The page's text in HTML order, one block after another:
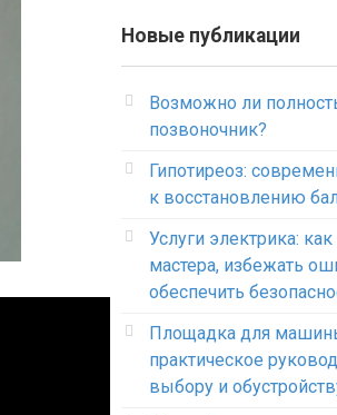
Новые публикации
Возможно ли
позвоночник?
Гипотиреоз:
к восстановлению
Услуги электрика: как
мастера, избежать
обеспечить
Площадка для
практическое
выбору и